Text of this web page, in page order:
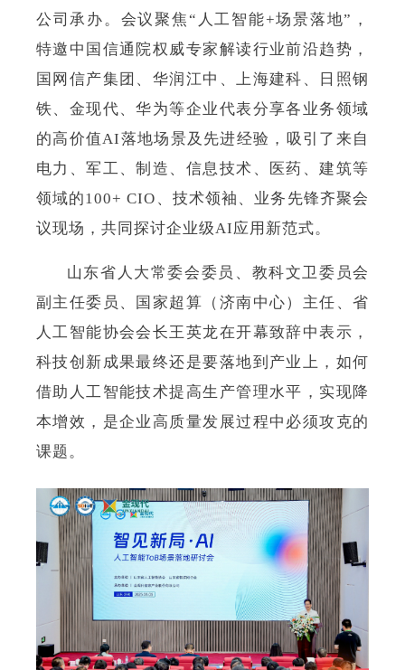
公司承办。会议聚焦“人工智能+场景落地”，
特邀中国信通院权威专家解读行业前沿趋势，
国网信产集团、华润江中、上海建科、日照钢
铁、金现代、华为等企业代表分享各业务领域
的高价值AI落地场景及先进经验，吸引了来自
电力、军工、制造、信息技术、医药、建筑等
领域的100+ CIO、技术领袖、业务先锋齐聚会
议现场，共同探讨企业级AI应用新范式。
山东省人大常委会委员、教科文卫委员会
副主任委员、国家超算（济南中心）主任、省
人工智能协会会长王英龙在开幕致辞中表示，
科技创新成果最终还是要落地到产业上，如何
借助人工智能技术提高生产管理水平，实现降
本增效，是企业高质量发展过程中必须攻克的
课题。